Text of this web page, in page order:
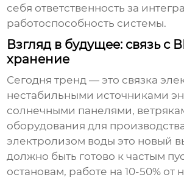
себя ответственность за
работоспособность системы.
Взгляд в будущее: связь с
хранение
Сегодня тренд — это связка
нестабильными источниками
солнечными панелями,
оборудования для
электролизом воды это новый
должно быть готово к частым
остановам, работе на 10-50% от